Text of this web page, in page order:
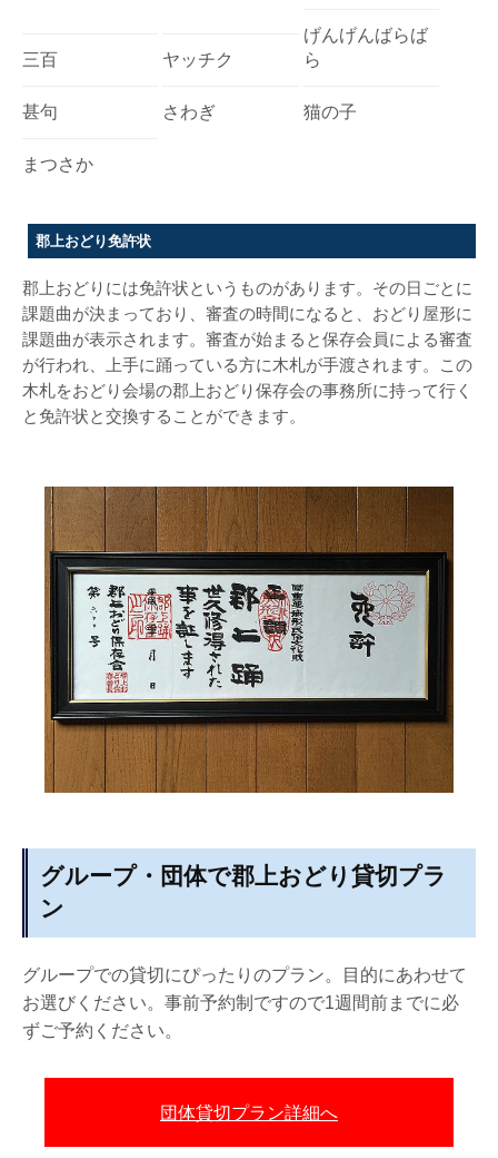
三百 ヤッチク
げんげんばらば
ら
甚句 さわぎ 猫の子
まつさか
郡上おどり免許状
郡上おどりには免許状というものがあります。その日ごとに
課題曲が決まっており、審査の時間になると、おどり屋形に
課題曲が表示されます。審査が始まると保存会員による審査
が行われ、上手に踊っている方に木札が手渡されます。この
木札をおどり会場の郡上おどり保存会の事務所に持って行く
と免許状と交換することができます。
グループ・団体で郡上おどり貸切プラ
ン
グループでの貸切にぴったりのプラン。目的にあわせて
お選びください。事前予約制ですので1週間前までに必
ずご予約ください。
団体貸切プラン詳細へ